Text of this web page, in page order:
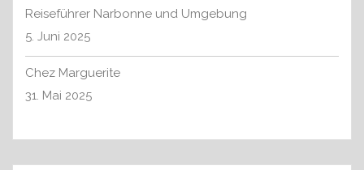
:Reiseführer Narbonne und Umgebung
5. Juni 2025
Chez Marguerite
31. Mai 2025